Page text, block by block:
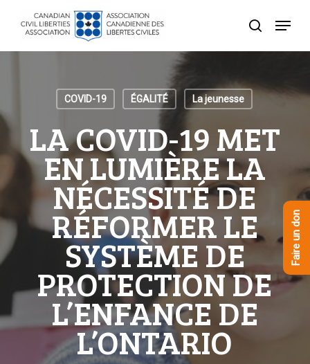
recherche
Menu
COVID-19 ÉGALITÉ La jeunesse
LA COVID-19 MET
EN LUMIÈRE LA
NÉCESSITÉ DE
RÉFORMER LE
SYSTÈME DE
PROTECTION DE
L’ENFANCE DE
L’ONTARIO
Faire un don